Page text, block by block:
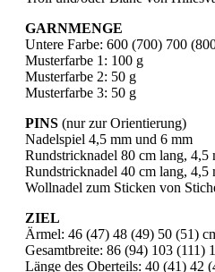
GARNMENGE
Untere Farbe: 600 (700) 700
Musterfarbe 1: 100 g
Musterfarbe 2: 50 g
Musterfarbe 3: 50 g
PINS (nur zur Orientierung)
Nadelspiel 4,5 mm und 6 mm
Rundstricknadel 80 cm lang, 4,5
Rundstricknadel 40 cm lang, 4,5
Wollnadel zum Sticken von
ZIEL
Ärmel: 46 (47) 48 (49) 50 (51)
Gesamtbreite: 86 (94) 103 (111)
Länge des Oberteils: 40 (41) 42